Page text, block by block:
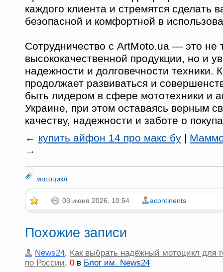
каждого клиента и стремятся сделать
безопасной и комфортной в
Сотрудничество с ArtMoto.ua — это не
высококачественной продукции, но и
надежности и долговечности техники.
продолжает развиваться и
быть лидером в сфере мототехники и
Украине, при этом оставаясь верным
качеству, надежности и заботе о
← купить айфон 14 про макс бу |
→
мотоцикл
03 июня 2026, 10:54 acontinents
Похожие записи
News24, Как выбрать надёжный мотоцикл для
по России. 0 в Блог им. News24